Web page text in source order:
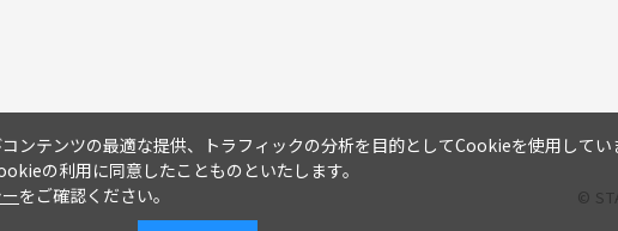
©
ンテンツの最適な提供、トラフィックの分析を目的としてCookieを使用してい
の利用に同意したことものといたします。
をご確認ください。